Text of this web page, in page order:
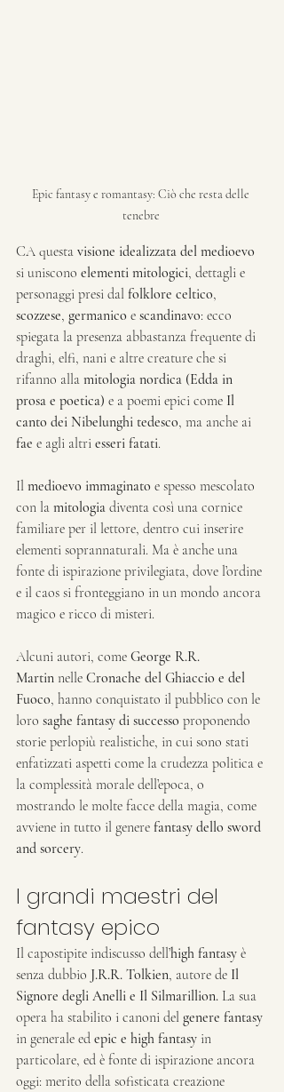
Epic fantasy e romantasy: Ciò che resta delle
tenebre
CA questa visione idealizzata del medioevo
si uniscono elementi mitologici, dettagli e
personaggi presi dal folklore celtico,
scozzese, germanico e scandinavo: ecco
spiegata la presenza abbastanza frequente di
draghi, elfi, nani e altre creature che si
rifanno alla mitologia nordica (Edda in
prosa e poetica) e a poemi epici come Il
canto dei Nibelunghi tedesco, ma anche ai
fae e agli altri esseri fatati.
Il medioevo immaginato e spesso mescolato
con la mitologia diventa così una cornice
familiare per il lettore, dentro cui inserire
elementi soprannaturali. Ma è anche una
fonte di ispirazione privilegiata, dove l’ordine
e il caos si fronteggiano in un mondo ancora
magico e ricco di misteri.
Alcuni autori, come George R.R.
Martin nelle Cronache del Ghiaccio e del
Fuoco, hanno conquistato il pubblico con le
loro saghe fantasy di successo proponendo
storie perlopiù realistiche, in cui sono stati
enfatizzati aspetti come la crudezza politica e
la complessità morale dell’epoca, o
mostrando le molte facce della magia, come
avviene in tutto il genere fantasy dello sword
and sorcery.
I grandi maestri del
fantasy epico
Il capostipite indiscusso dell’high fantasy è
senza dubbio J.R.R. Tolkien, autore de Il
Signore degli Anelli e Il Silmarillion. La sua
opera ha stabilito i canoni del genere fantasy
in generale ed epic e high fantasy in
particolare, ed è fonte di ispirazione ancora
oggi: merito della sofisticata creazione